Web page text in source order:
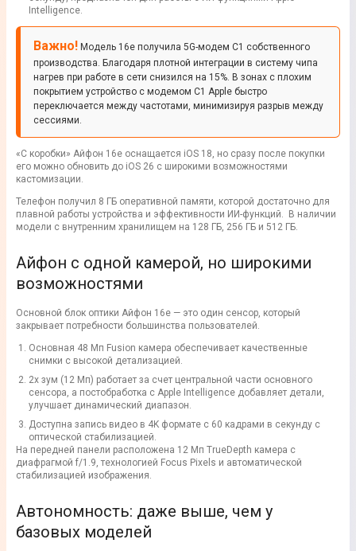
Intelligence.
Важно! Модель 16е получила 5G-модем C1 собственного
производства. Благодаря плотной интеграции в систему чипа
нагрев при работе в сети снизился на 15%. В зонах с плохим
покрытием устройство с модемом C1 Apple быстро
переключается между частотами, минимизируя разрыв между
сессиями.
«С коробки» Айфон 16е оснащается iOS 18, но сразу после покупки
его можно обновить до iOS 26 с широкими возможностями
кастомизации.
Телефон получил 8 ГБ оперативной памяти, которой достаточно для
плавной работы устройства и эффективности ИИ-функций. В наличии
модели с внутренним хранилищем на 128 ГБ, 256 ГБ и 512 ГБ.
Айфон с одной камерой, но широкими
возможностями
Основной блок оптики Айфон 16е — это один сенсор, который
закрывает потребности большинства пользователей.
Основная 48 Мп Fusion камера обеспечивает качественные
снимки с высокой детализацией.
2х зум (12 Мп) работает за счет центральной части основного
сенсора, а постобработка с Apple Intelligence добавляет детали,
улучшает динамический диапазон.
Доступна запись видео в 4K формате с 60 кадрами в секунду с
оптической стабилизацией.
На передней панели расположена 12 Мп TrueDepth камера с
диафрагмой f/1.9, технологией Focus Pixels и автоматической
стабилизацией изображения.
Автономность: даже выше, чем у
базовых моделей